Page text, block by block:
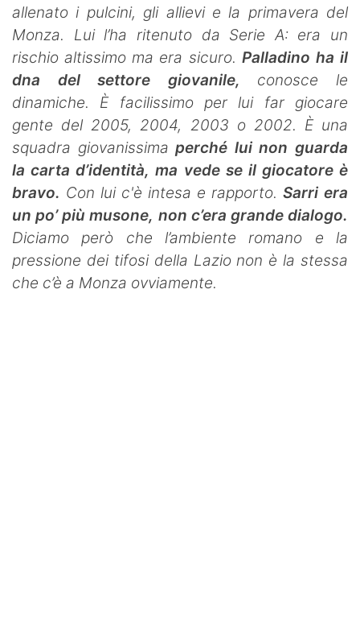
allenato i pulcini, gli allievi e la primavera del
Monza. Lui l’ha ritenuto da Serie A: era un
rischio altissimo ma era sicuro. Palladino ha il
dna del settore giovanile, conosce le
dinamiche. È facilissimo per lui far giocare
gente del 2005, 2004, 2003 o 2002. È una
squadra giovanissima perché lui non guarda
la carta d’identità, ma vede se il giocatore è
bravo. Con lui c'è intesa e rapporto. Sarri era
un po’ più musone, non c’era grande dialogo.
Diciamo però che l’ambiente romano e la
pressione dei tifosi della Lazio non è la stessa
che c’è a Monza ovviamente.